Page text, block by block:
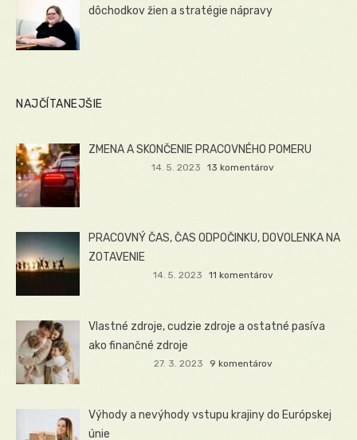
dôchodkov žien a stratégie nápravy
NAJČÍTANEJŠIE
ZMENA A SKONČENIE PRACOVNÉHO POMERU
14. 5. 2023 13 komentárov
PRACOVNÝ ČAS, ČAS ODPOČINKU, DOVOLENKA NA
ZOTAVENIE
14. 5. 2023 11 komentárov
Vlastné zdroje, cudzie zdroje a ostatné pasíva
ako finančné zdroje
27. 3. 2023 9 komentárov
Výhody a nevýhody vstupu krajiny do Európskej
únie